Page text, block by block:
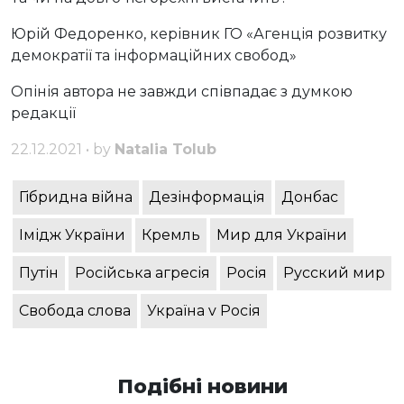
Юрій Федоренко, керівник ГО «Агенція розвитку
демократії та інформаційних свобод»
Опінія автора не завжди співпадає з думкою
редакції
22.12.2021 • by Natalia Tolub
Гібридна війна Дезінформація Донбас
Імідж України Кремль Мир для України
Путін Російська агресія Росія Русский мир
Свобода слова Україна v Росія
Подібні новини